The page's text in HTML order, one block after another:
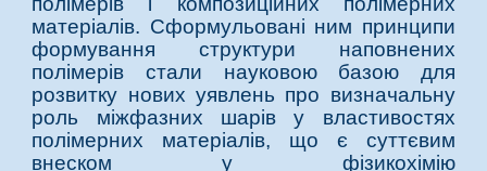
матеріалів. Сформульовані ним принципи
формування структури наповнених
полімерів стали науковою базою для
розвитку нових уявлень про визначальну
роль міжфазних шарів у властивостях
полімерних матеріалів, що є суттєвим
внеском у фізикохімію